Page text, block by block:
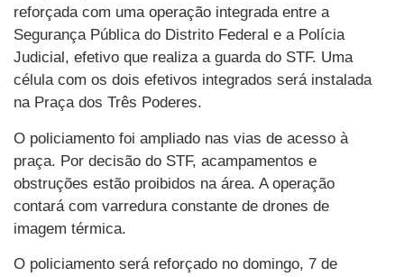
reforçada com uma operação integrada entre a
Segurança Pública do Distrito Federal e a Polícia
Judicial, efetivo que realiza a guarda do STF. Uma
célula com os dois efetivos integrados será instalada
na Praça dos Três Poderes.
O policiamento foi ampliado nas vias de acesso à
praça. Por decisão do STF, acampamentos e
obstruções estão proibidos na área. A operação
contará com varredura constante de drones de
imagem térmica.
O policiamento será reforçado no domingo, 7 de